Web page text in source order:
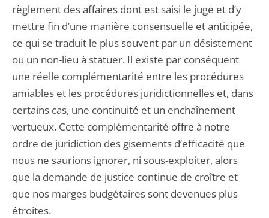
règlement des affaires dont est saisi le juge et d’y
mettre fin d’une manière consensuelle et anticipée,
ce qui se traduit le plus souvent par un désistement
ou un non-lieu à statuer. Il existe par conséquent
une réelle complémentarité entre les procédures
amiables et les procédures juridictionnelles et, dans
certains cas, une continuité et un enchaînement
vertueux. Cette complémentarité offre à notre
ordre de juridiction des gisements d’efficacité que
nous ne saurions ignorer, ni sous-exploiter, alors
que la demande de justice continue de croître et
que nos marges budgétaires sont devenues plus
étroites.